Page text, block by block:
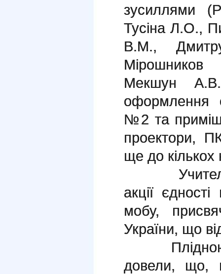
зусиллями
Тусіна
В.М.,
Мекшун
оформлення
№2 та
проектори,
ще до кількох
Учителі
акції
мобу,
України, що
Плідною
довели, що,